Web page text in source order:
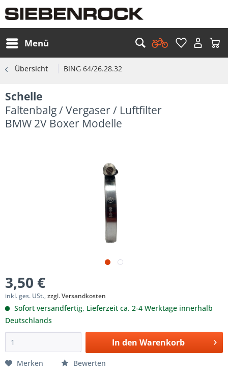
Menü
Übersicht BING 64/26.28.32
Schelle
Faltenbalg / Vergaser / Luftfilter
BMW 2V Boxer Modelle
3,50 €
inkl. ges. USt.,zzgl. Versandkosten
Sofort versandfertig, Lieferzeit ca. 2-4 Werktage innerhalb
Deutschlands
In den Warenkorb
Merken Bewerten